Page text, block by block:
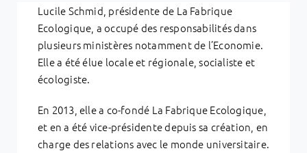
Lucile Schmid, présidente de La Fabrique
Ecologique, a occupé des responsabilités dans
plusieurs ministères notamment de l’Economie.
Elle a été élue locale et régionale, socialiste et
écologiste.
En 2013, elle a co-fondé La Fabrique Ecologique,
et en a été vice-présidente depuis sa création, en
charge des relations avec le monde universitaire.